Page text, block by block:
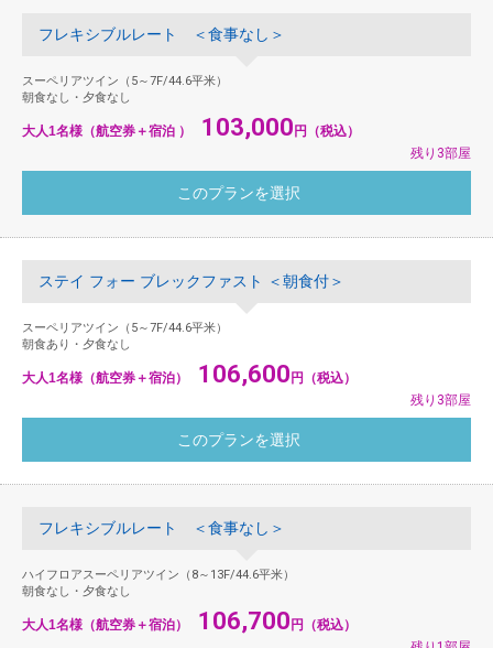
フレキシブルレート ＜食事なし＞
スーペリアツイン（5～7F/44.6平米）
朝食なし・夕食なし
大人1名様（航空券＋宿泊 ） 103,000 円（税込）
残り3部屋
ステイ フォー ブレックファスト ＜朝食付＞
スーペリアツイン（5～7F/44.6平米）
朝食あり・夕食なし
大人1名様（航空券＋宿泊） 106,600 円（税込）
残り3部屋
フレキシブルレート ＜食事なし＞
ハイフロアスーペリアツイン（8～13F/44.6平米）
朝食なし・夕食なし
大人1名様（航空券＋宿泊） 106,700 円（税込）